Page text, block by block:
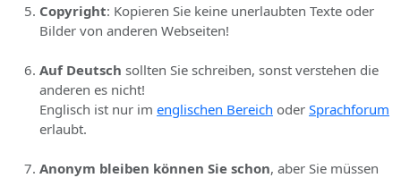
Copyright: Kopieren Sie keine unerlaubten Texte oder
Bilder von anderen Webseiten!
Auf Deutsch sollten Sie schreiben, sonst verstehen die
anderen es nicht!
Englisch ist nur im englischen Bereich oder Sprachforum
erlaubt.
Anonym bleiben können Sie schon, aber Sie müssen